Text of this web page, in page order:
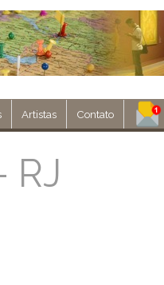
Artistas Contato
RJ